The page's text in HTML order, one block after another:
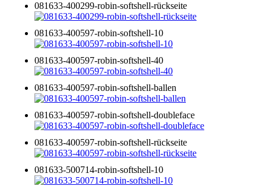
081633-400299-robin-softshell-rückseite
081633-400597-robin-softshell-10
081633-400597-robin-softshell-40
081633-400597-robin-softshell-ballen
081633-400597-robin-softshell-doubleface
081633-400597-robin-softshell-rückseite
081633-500714-robin-softshell-10